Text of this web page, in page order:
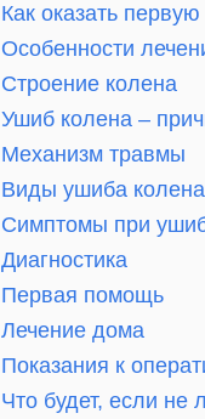
Как оказать
Особенности
Строение колена
Ушиб колена –
Механизм травмы
Виды ушиба колена
Симптомы при
Диагностика
Первая помощь
Лечение дома
Показания к
Что будет, если не